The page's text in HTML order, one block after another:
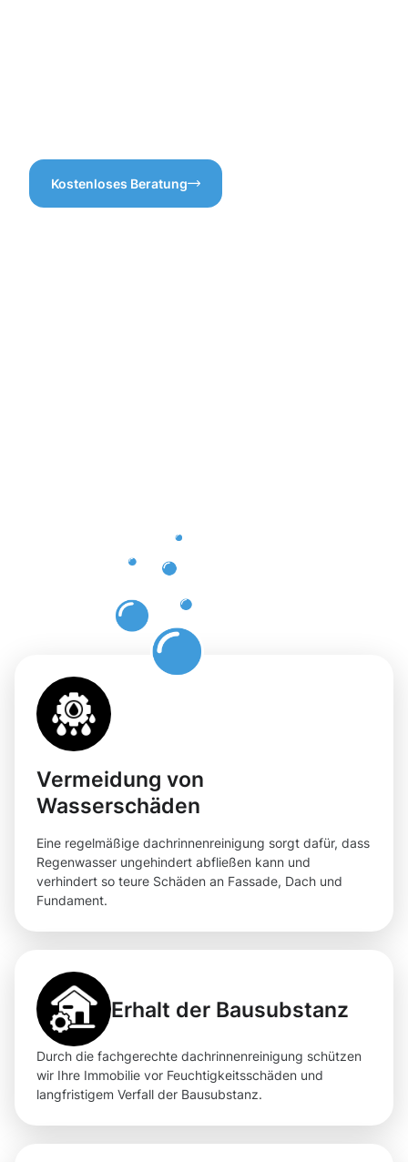
Kostenloses Beratung
Vermeidung von
Wasserschäden
Eine regelmäßige dachrinnenreinigung sorgt dafür, dass
Regenwasser ungehindert abfließen kann und
verhindert so teure Schäden an Fassade, Dach und
Fundament.
Erhalt der Bausubstanz
Durch die fachgerechte dachrinnenreinigung schützen
wir Ihre Immobilie vor Feuchtigkeitsschäden und
langfristigem Verfall der Bausubstanz.